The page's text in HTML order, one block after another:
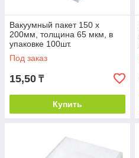
Вакуумный пакет 150 х
200мм, толщина 65 мкм, в
упаковке 100шт.
Под заказ
15,50 ₸
Купить